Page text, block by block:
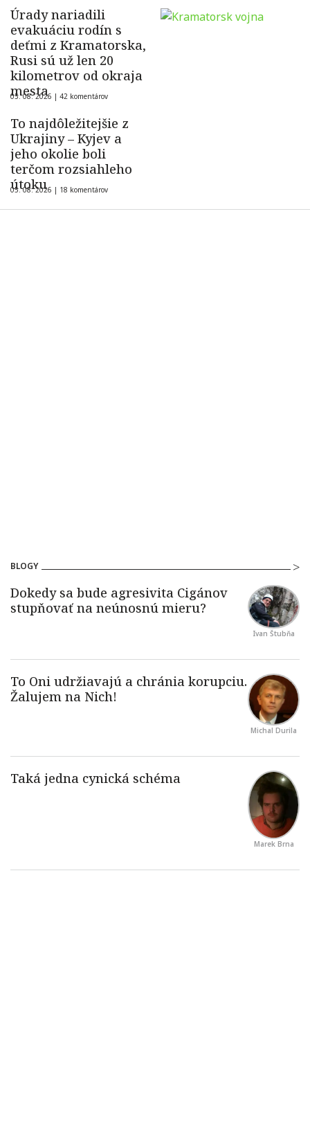
Úrady nariadili
evakuáciu rodín s
deťmi z Kramatorska,
Rusi sú už len 20
kilometrov od okraja
mesta
05. 08. 2026 | 42 komentárov
To najdôležitejšie z
Ukrajiny – Kyjev a
jeho okolie boli
terčom rozsiahleho
útoku
05. 08. 2026 | 18 komentárov
BLOGY
Ivan Štubňa
Michal Durila
Marek Brna